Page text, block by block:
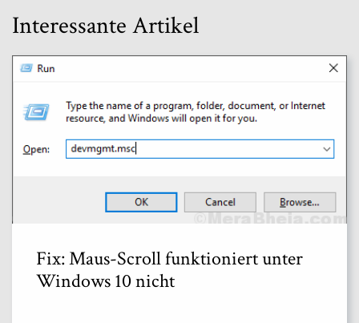
Interessante Artikel
Fix: Maus-Scroll funktioniert unter
Windows 10 nicht